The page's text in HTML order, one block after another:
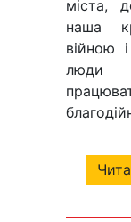
міста,
наша
війною
люди